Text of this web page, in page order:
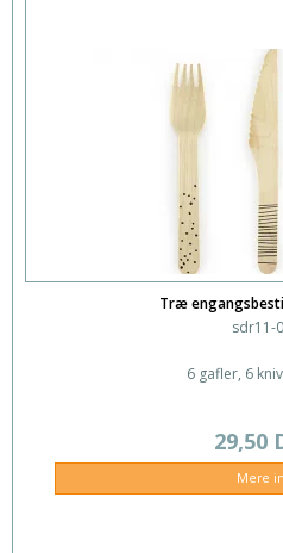
Træ
sdr11-
6 gafler, 6
29,50
Mere